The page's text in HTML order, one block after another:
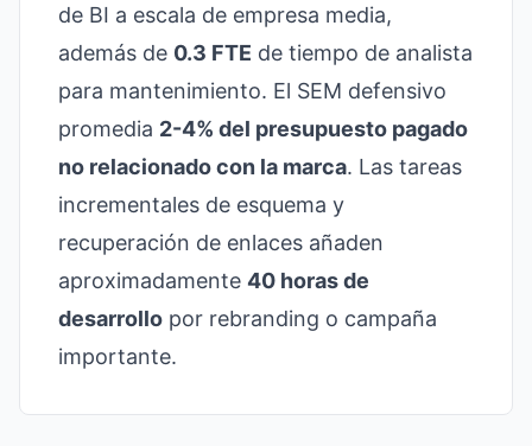
de BI a escala de empresa media,
además de 0.3 FTE de tiempo de analista
para mantenimiento. El SEM defensivo
promedia 2-4% del presupuesto pagado
no relacionado con la marca. Las tareas
incrementales de esquema y
recuperación de enlaces añaden
aproximadamente 40 horas de
desarrollo por rebranding o campaña
importante.